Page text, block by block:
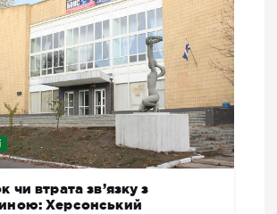
чи втрата зв’язку з
Херсонський